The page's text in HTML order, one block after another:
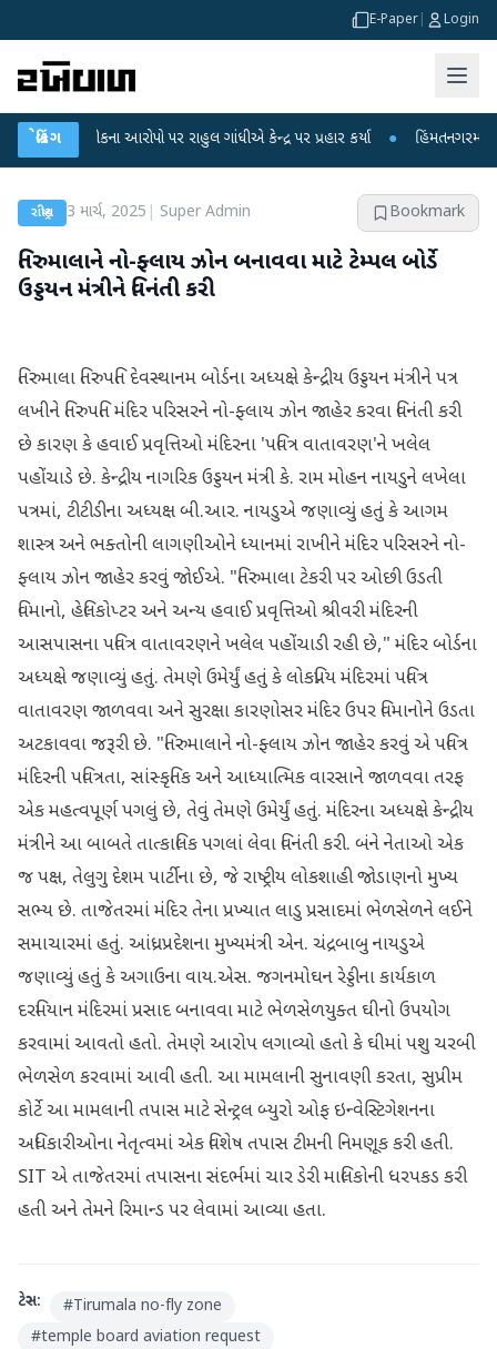
E-Paper Login
બ્રેકિંગ
લીકના આરોપો પર રાહુલ ગાંધીએ કેન્દ્ર પર પ્રહાર કર્યા ● હિંમતનગરમાં રહસ્યમય
રાષ્ટ્રીય 3 માર્ચ, 2025 Super Admin Bookmark
તિરુમાલાને નો-ફ્લાય ઝોન બનાવવા માટે ટેમ્પલ બોર્ડે
ઉડ્ડયન મંત્રીને વિનંતી કરી
તિરુમાલા તિરુપતિ દેવસ્થાનમ બોર્ડના અધ્યક્ષે કેન્દ્રીય ઉડ્ડયન મંત્રીને પત્ર
લખીને તિરુપતિ મંદિર પરિસરને નો-ફ્લાય ઝોન જાહેર કરવા વિનંતી કરી
છે કારણ કે હવાઈ પ્રવૃત્તિઓ મંદિરના 'પવિત્ર વાતાવરણ'ને ખલેલ
પહોંચાડે છે. કેન્દ્રીય નાગરિક ઉડ્ડયન મંત્રી કે. રામ મોહન નાયડુને લખેલા
પત્રમાં, ટીટીડીના અધ્યક્ષ બી.આર. નાયડુએ જણાવ્યું હતું કે આગમ
શાસ્ત્ર અને ભક્તોની લાગણીઓને ધ્યાનમાં રાખીને મંદિર પરિસરને નો-
ફ્લાય ઝોન જાહેર કરવું જોઈએ. "તિરુમાલા ટેકરી પર ઓછી ઉડતી
વિમાનો, હેલિકોપ્ટર અને અન્ય હવાઈ પ્રવૃત્તિઓ શ્રીવરી મંદિરની
આસપાસના પવિત્ર વાતાવરણને ખલેલ પહોંચાડી રહી છે," મંદિર બોર્ડના
અધ્યક્ષે જણાવ્યું હતું. તેમણે ઉમેર્યું હતું કે લોકપ્રિય મંદિરમાં પવિત્ર
વાતાવરણ જાળવવા અને સુરક્ષા કારણોસર મંદિર ઉપર વિમાનોને ઉડતા
અટકાવવા જરૂરી છે. "તિરુમાલાને નો-ફ્લાય ઝોન જાહેર કરવું એ પવિત્ર
મંદિરની પવિત્રતા, સાંસ્કૃતિક અને આધ્યાત્મિક વારસાને જાળવવા તરફ
એક મહત્વપૂર્ણ પગલું છે, તેવું તેમણે ઉમેર્યું હતું. મંદિરના અધ્યક્ષે કેન્દ્રીય
મંત્રીને આ બાબતે તાત્કાલિક પગલાં લેવા વિનંતી કરી. બંને નેતાઓ એક
જ પક્ષ, તેલુગુ દેશમ પાર્ટીના છે, જે રાષ્ટ્રીય લોકશાહી જોડાણનો મુખ્ય
સભ્ય છે. તાજેતરમાં મંદિર તેના પ્રખ્યાત લાડુ પ્રસાદમાં ભેળસેળને લઈને
સમાચારમાં હતું. આંધ્રપ્રદેશના મુખ્યમંત્રી એન. ચંદ્રબાબુ નાયડુએ
જણાવ્યું હતું કે અગાઉના વાય.એસ. જગનમોઘન રેડ્ડીના કાર્યકાળ
દરમિયાન મંદિરમાં પ્રસાદ બનાવવા માટે ભેળસેળયુક્ત ઘીનો ઉપયોગ
કરવામાં આવતો હતો. તેમણે આરોપ લગાવ્યો હતો કે ઘીમાં પશુ ચરબી
ભેળસેળ કરવામાં આવી હતી. આ મામલાની સુનાવણી કરતા, સુપ્રીમ
કોર્ટે આ મામલાની તપાસ માટે સેન્ટ્રલ બ્યુરો ઓફ ઇન્વેસ્ટિગેશનના
અધિકારીઓના નેતૃત્વમાં એક વિશેષ તપાસ ટીમની નિમણૂક કરી હતી.
SIT એ તાજેતરમાં તપાસના સંદર્ભમાં ચાર ડેરી માલિકોની ધરપકડ કરી
હતી અને તેમને રિમાન્ડ પર લેવામાં આવ્યા હતા.
ટેગ્સ: #Tirumala no-fly zone
#temple board aviation request